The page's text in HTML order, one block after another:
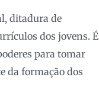
ditadura de
dos jovens. É
para tomar
da formação dos